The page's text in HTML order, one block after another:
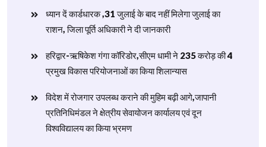
ध्यान दें कार्डधारक ,31 जुलाई के बाद नहीं मिलेगा जुलाई का
राशन, जिला पूर्ति अधिकारी ने दी जानकारी
हरिद्वार-ऋषिकेश गंगा कॉरिडोर,सीएम धामी ने 235 करोड़ की 4
प्रमुख विकास परियोजनाओं का किया शिलान्यास
विदेश में रोजगार उपलब्ध कराने की मुहिम बढ़ी आगे,जापानी
प्रतिनिधिमंडल ने क्षेत्रीय सेवायोजन कार्यालय एवं दून
विश्वविद्यालय का किया भ्रमण